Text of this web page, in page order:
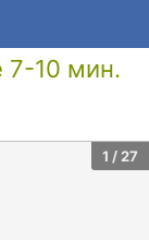
7-10 мин.
1 / 27